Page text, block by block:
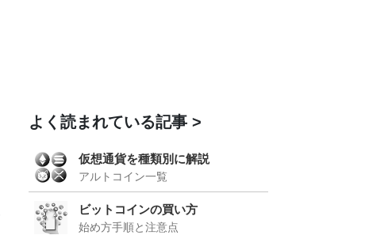
よく読まれている記事
仮想通貨を種類別に解説
アルトコイン一覧
ビットコインの買い方
始め方手順と注意点